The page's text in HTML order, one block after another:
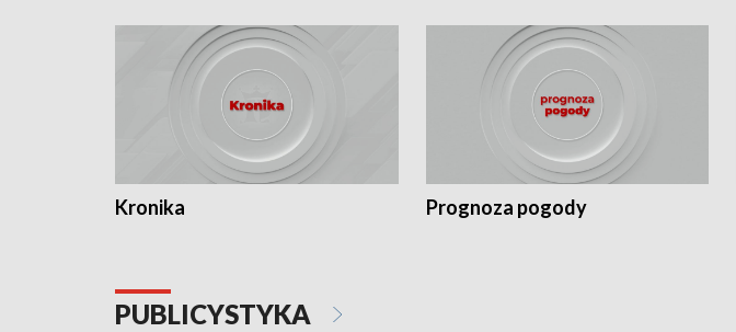
Kronika Prognoza pogody
PUBLICYSTYKA